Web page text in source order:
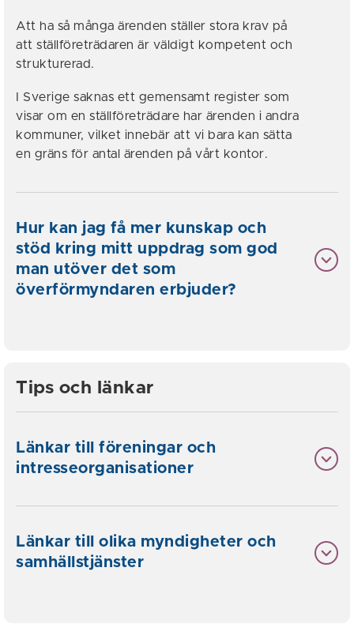
Att ha så många ärenden ställer stora krav på
att ställföreträdaren är väldigt kompetent och
strukturerad.
I Sverige saknas ett gemensamt register som
visar om en ställföreträdare har ärenden i andra
kommuner, vilket innebär att vi bara kan sätta
en gräns för antal ärenden på vårt kontor.
Hur kan jag få mer kunskap och
stöd kring mitt uppdrag som god
man utöver det som
överförmyndaren erbjuder?
Tips och länkar
Länkar till föreningar och
intresseorganisationer
Länkar till olika myndigheter och
samhällstjänster